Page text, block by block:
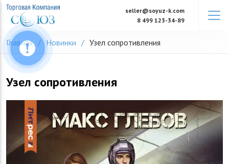
Skip
content
seller@soyuz-k.com
8 499 123-34-89
Главная Новинки Узел сопротивления
Узел сопротивления